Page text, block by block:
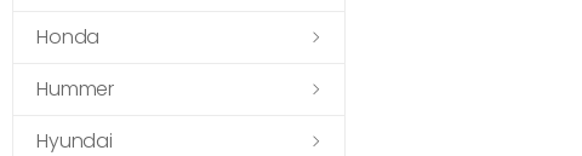
Honda
Hummer
Hyundai